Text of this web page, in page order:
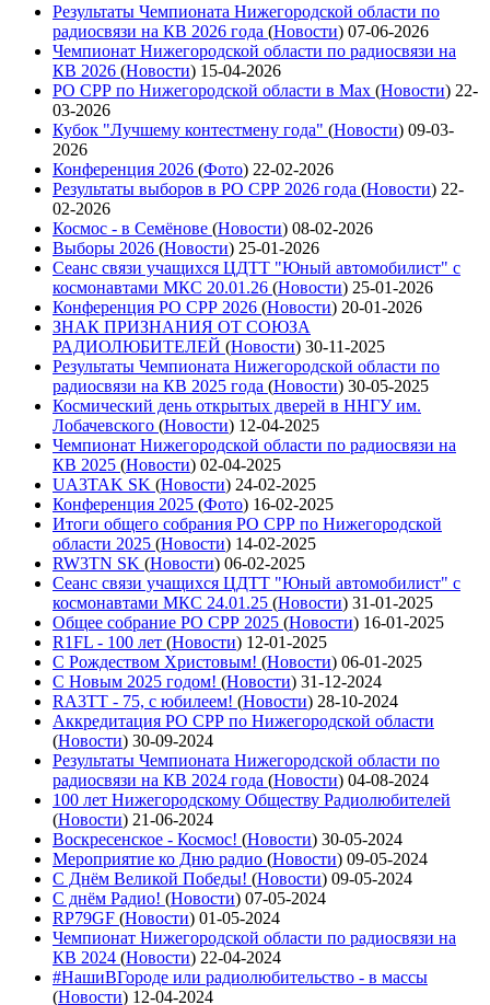
Результаты Чемпионата Нижегородской области по
радиосвязи на КВ 2026 года (Новости) 07-06-2026
Чемпионат Нижегородской области по радиосвязи на
КВ 2026 (Новости) 15-04-2026
РО СРР по Нижегородской области в Max (Новости) 22-
03-2026
Кубок "Лучшему контестмену года" (Новости) 09-03-
2026
Конференция 2026 (Фото) 22-02-2026
Результаты выборов в РО СРР 2026 года (Новости) 22-
02-2026
Космос - в Семёнове (Новости) 08-02-2026
Выборы 2026 (Новости) 25-01-2026
Сеанс связи учащихся ЦДТТ "Юный автомобилист" с
космонавтами МКС 20.01.26 (Новости) 25-01-2026
Конференция РО СРР 2026 (Новости) 20-01-2026
ЗНАК ПРИЗНАНИЯ ОТ СОЮЗА
РАДИОЛЮБИТЕЛЕЙ (Новости) 30-11-2025
Результаты Чемпионата Нижегородской области по
радиосвязи на КВ 2025 года (Новости) 30-05-2025
Космический день открытых дверей в ННГУ им.
Лобачевского (Новости) 12-04-2025
Чемпионат Нижегородской области по радиосвязи на
КВ 2025 (Новости) 02-04-2025
UA3TAK SK (Новости) 24-02-2025
Конференция 2025 (Фото) 16-02-2025
Итоги общего собрания РО СРР по Нижегородской
области 2025 (Новости) 14-02-2025
RW3TN SK (Новости) 06-02-2025
Сеанс связи учащихся ЦДТТ "Юный автомобилист" с
космонавтами МКС 24.01.25 (Новости) 31-01-2025
Общее собрание РО СРР 2025 (Новости) 16-01-2025
R1FL - 100 лет (Новости) 12-01-2025
С Рождеством Христовым! (Новости) 06-01-2025
С Новым 2025 годом! (Новости) 31-12-2024
RA3TT - 75, с юбилеем! (Новости) 28-10-2024
Аккредитация РО СРР по Нижегородской области
(Новости) 30-09-2024
Результаты Чемпионата Нижегородской области по
радиосвязи на КВ 2024 года (Новости) 04-08-2024
100 лет Нижегородскому Обществу Радиолюбителей
(Новости) 21-06-2024
Воскресенское - Космос! (Новости) 30-05-2024
Мероприятие ко Дню радио (Новости) 09-05-2024
С Днём Великой Победы! (Новости) 09-05-2024
С днём Радио! (Новости) 07-05-2024
RP79GF (Новости) 01-05-2024
Чемпионат Нижегородской области по радиосвязи на
КВ 2024 (Новости) 22-04-2024
#НашиВГороде или радиолюбительство - в массы
(Новости) 12-04-2024